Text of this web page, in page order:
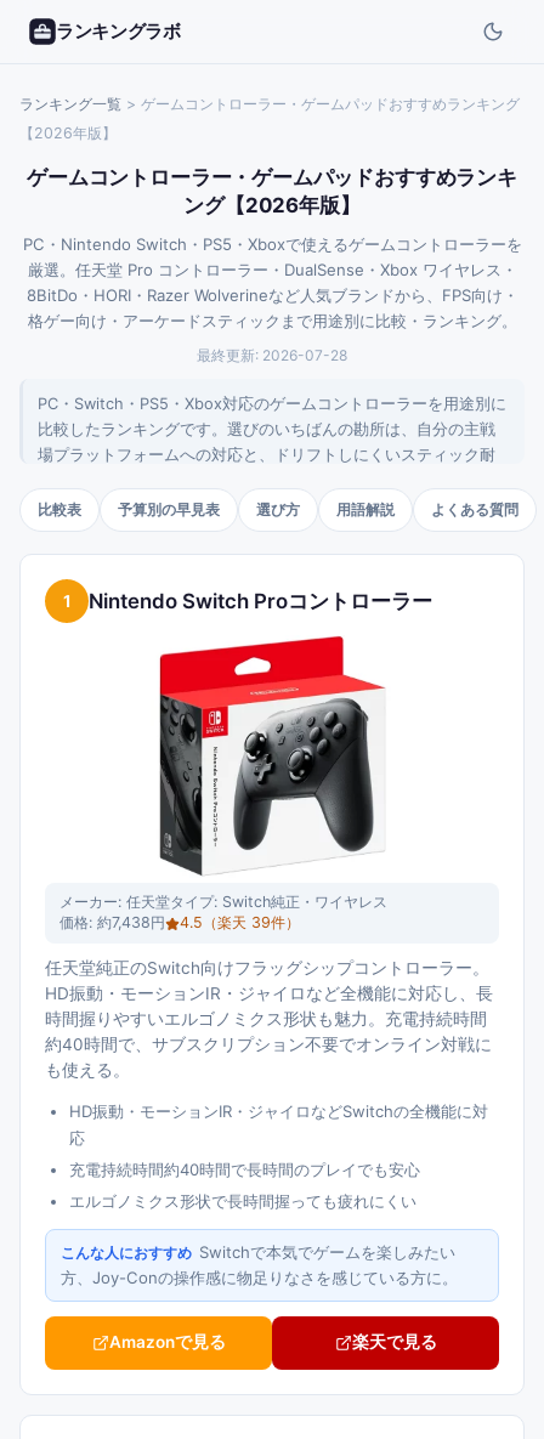
ランキングラボ
ランキング一覧 > ゲームコントローラー・ゲームパッドおすすめランキング
【2026年版】
ゲームコントローラー・ゲームパッドおすすめランキ
ング【2026年版】
PC・Nintendo Switch・PS5・Xboxで使えるゲームコントローラーを
厳選。任天堂 Pro コントローラー・DualSense・Xbox ワイヤレス・
8BitDo・HORI・Razer Wolverineなど人気ブランドから、FPS向け・
格ゲー向け・アーケードスティックまで用途別に比較・ランキング。
最終更新: 2026-07-28
PC・Switch・PS5・Xbox対応のゲームコントローラーを用途別に
比較したランキングです。選びのいちばんの勘所は、自分の主戦
場プラットフォームへの対応と、ドリフトしにくいスティック耐
整理しました。
比較表 予算別の早見表 選び方 用語解説 よくある質問
1 Nintendo Switch Proコントローラー
メーカー: 任天堂タイプ: Switch純正・ワイヤレス
価格: 約7,438円 4.5 （楽天 39件）
任天堂純正のSwitch向けフラッグシップコントローラー。
HD振動・モーションIR・ジャイロなど全機能に対応し、長
時間握りやすいエルゴノミクス形状も魅力。充電持続時間
約40時間で、サブスクリプション不要でオンライン対戦に
も使える。
HD振動・モーションIR・ジャイロなどSwitchの全機能に対
応
充電持続時間約40時間で長時間のプレイでも安心
エルゴノミクス形状で長時間握っても疲れにくい
こんな人におすすめ Switchで本気でゲームを楽しみたい
方、Joy-Conの操作感に物足りなさを感じている方に。
Amazonで見る 楽天で見る